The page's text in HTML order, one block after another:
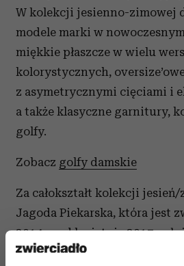
W kolekcji jesienno-zimowej
modele marki w
miękkie płaszcze w wielu
kolorystycznych,
z asymetrycznymi cięciami i
a także klasyczne garnitury,
golfy.
Zobacz golfy damskie
Za całokształt kolekcji
Jagoda Piekarska, która jest
2014, a od kwietnia 2017
Projektantki Simple CP. Jej